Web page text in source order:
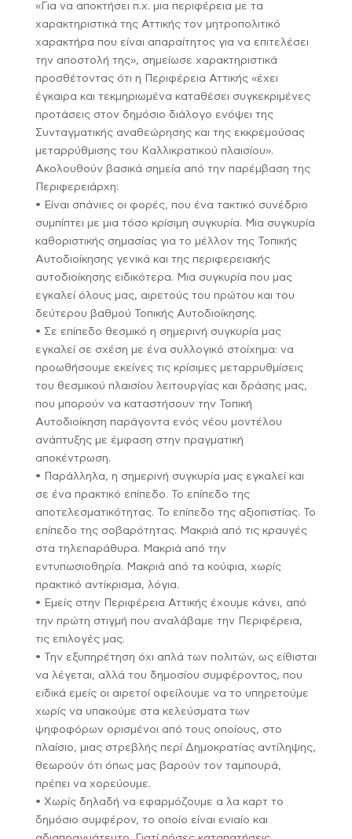
«Για να αποκτήσει π.χ. μια περιφέρεια με τα
χαρακτηριστικά της Αττικής τον μητροπολιτικό
χαρακτήρα που είναι απαραίτητος για να επιτελέσει
την αποστολή της», σημείωσε χαρακτηριστικά
προσθέτοντας ότι η Περιφέρεια Αττικής «έχει
έγκαιρα και τεκμηριωμένα καταθέσει συγκεκριμένες
προτάσεις στον δημόσιο διάλογο ενόψει της
Συνταγματικής αναθεώρησης και της εκκρεμούσας
μεταρρύθμισης του Καλλικρατικού πλαισίου».
Ακολουθούν βασικά σημεία από την παρέμβαση της
Περιφερειάρχη:
• Είναι σπάνιες οι φορές, που ένα τακτικό συνέδριο
συμπίπτει με μια τόσο κρίσιμη συγκυρία. Μια συγκυρία
καθοριστικής σημασίας για το μέλλον της Τοπικής
Αυτοδιοίκησης γενικά και της περιφερειακής
αυτοδιοίκησης ειδικότερα. Μια συγκυρία που μας
εγκαλεί όλους μας, αιρετούς του πρώτου και του
δεύτερου βαθμού Τοπικής Αυτοδιοίκησης.
• Σε επίπεδο θεσμικό η σημερινή συγκυρία μας
εγκαλεί σε σχέση με ένα συλλογικό στοίχημα: να
προωθήσουμε εκείνες τις κρίσιμες μεταρρυθμίσεις
του θεσμικού πλαισίου λειτουργίας και δράσης μας,
που μπορούν να καταστήσουν την Τοπική
Αυτοδιοίκηση παράγοντα ενός νέου μοντέλου
ανάπτυξης με έμφαση στην πραγματική
αποκέντρωση.
• Παράλληλα, η σημερινή συγκυρία μας εγκαλεί και
σε ένα πρακτικό επίπεδο. Το επίπεδο της
αποτελεσματικότητας. Το επίπεδο της αξιοπιστίας. Το
επίπεδο της σοβαρότητας. Μακριά από τις κραυγές
στα τηλεπαράθυρα. Μακριά από την
εντυπωσιοθηρία. Μακριά από τα κούφια, χωρίς
πρακτικό αντίκρισμα, λόγια.
• Εμείς στην Περιφέρεια Αττικής έχουμε κάνει, από
την πρώτη στιγμή που αναλάβαμε την Περιφέρεια,
τις επιλογές μας.
• Την εξυπηρέτηση όχι απλά των πολιτών, ως είθισται
να λέγεται, αλλά του δημοσίου συμφέροντος, που
ειδικά εμείς οι αιρετοί οφείλουμε να το υπηρετούμε
χωρίς να υπακούμε στα κελεύσματα των
ψηφοφόρων ορισμένοι από τους οποίους, στο
πλαίσιο, μιας στρεβλής περί Δημοκρατίας αντίληψης,
θεωρούν ότι όπως μας βαρούν τον ταμπουρά,
πρέπει να χορεύουμε.
• Χωρίς δηλαδή να εφαρμόζουμε α λα καρτ το
δημόσιο συμφέρον, το οποίο είναι ενιαίο και